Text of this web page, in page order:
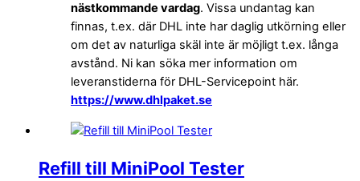
nästkommande vardag. Vissa undantag kan
finnas, t.ex. där DHL inte har daglig utkörning eller
om det av naturliga skäl inte är möjligt t.ex. långa
avstånd. Ni kan söka mer information om
leveranstiderna för DHL-Servicepoint här.
https://www.dhlpaket.se
Refill till MiniPool Tester